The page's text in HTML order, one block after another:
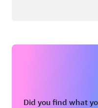
Did you find what